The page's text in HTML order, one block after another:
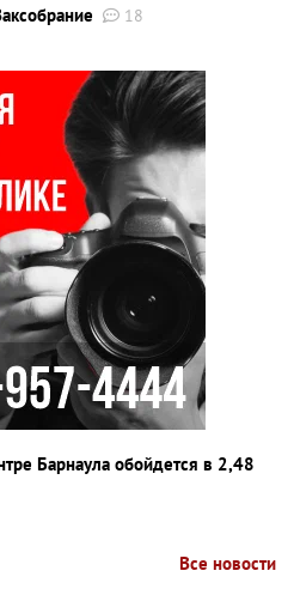
18
Барнаула обойдется в 2,48
Все новости